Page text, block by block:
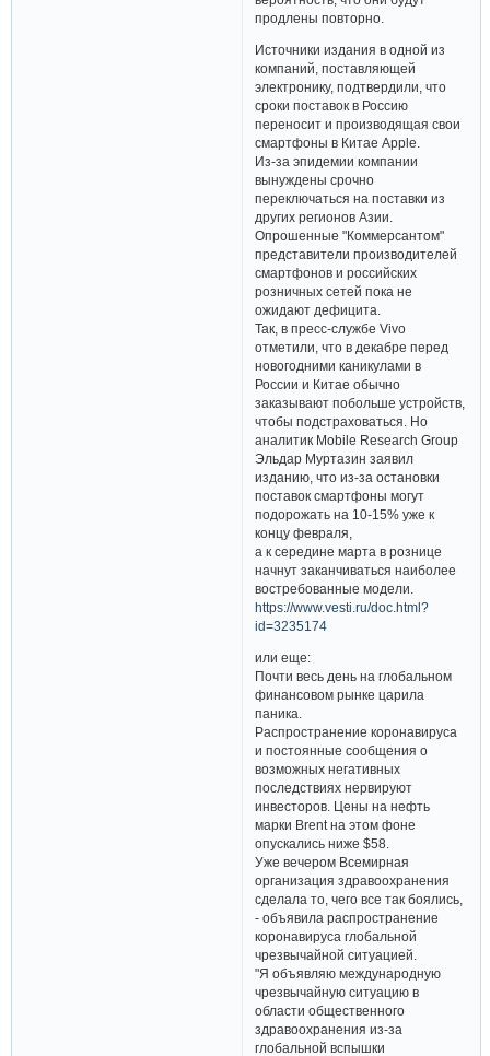
продлены повторно.
Источники издания в одной из
компаний, поставляющей
электронику, подтвердили, что
сроки поставок в Россию
переносит и производящая свои
смартфоны в Китае Apple.
Из-за эпидемии компании
вынуждены срочно
переключаться на поставки из
других регионов Азии.
Опрошенные "Коммерсантом"
представители производителей
смартфонов и российских
розничных сетей пока не
ожидают дефицита.
Так, в пресс-службе Vivo
отметили, что в декабре перед
новогодними каникулами в
России и Китае обычно
заказывают побольше устройств,
чтобы подстраховаться. Но
аналитик Mobile Research Group
Эльдар Муртазин заявил
изданию, что из-за остановки
поставок смартфоны могут
подорожать на 10-15% уже к
концу февраля,
а к середине марта в рознице
начнут заканчиваться наиболее
востребованные модели.
https://www.vesti.ru/doc.html?
id=3235174
или еще:
Почти весь день на глобальном
финансовом рынке царила
паника.
Распространение коронавируса
и постоянные сообщения о
возможных негативных
последствиях нервируют
инвесторов. Цены на нефть
марки Brent на этом фоне
опускались ниже $58.
Уже вечером Всемирная
организация здравоохранения
сделала то, чего все так боялись,
- объявила распространение
коронавируса глобальной
чрезвычайной ситуацией.
"Я объявляю международную
чрезвычайную ситуацию в
области общественного
здравоохранения из-за
глобальной вспышки